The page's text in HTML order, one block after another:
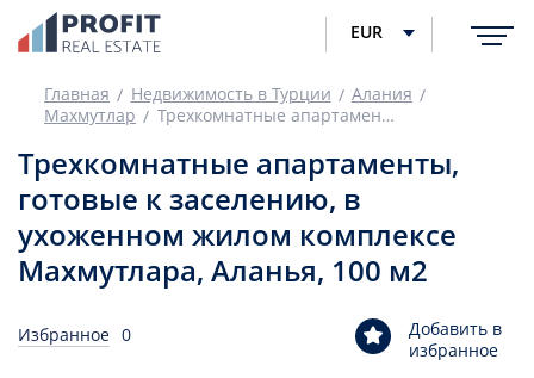
EUR
Главная Недвижимость в Турции
Алания
Махмутлар
Трехкомнатные апартаменты, готовые к заселению, в ухоженном жилом комплексе Махмутлара, Аланья, 100 м2
Трехкомнатные апартаменты,
готовые к заселению, в
ухоженном жилом комплексе
Махмутлара, Аланья, 100 м2
Избранное 0
Добавить в
избранное